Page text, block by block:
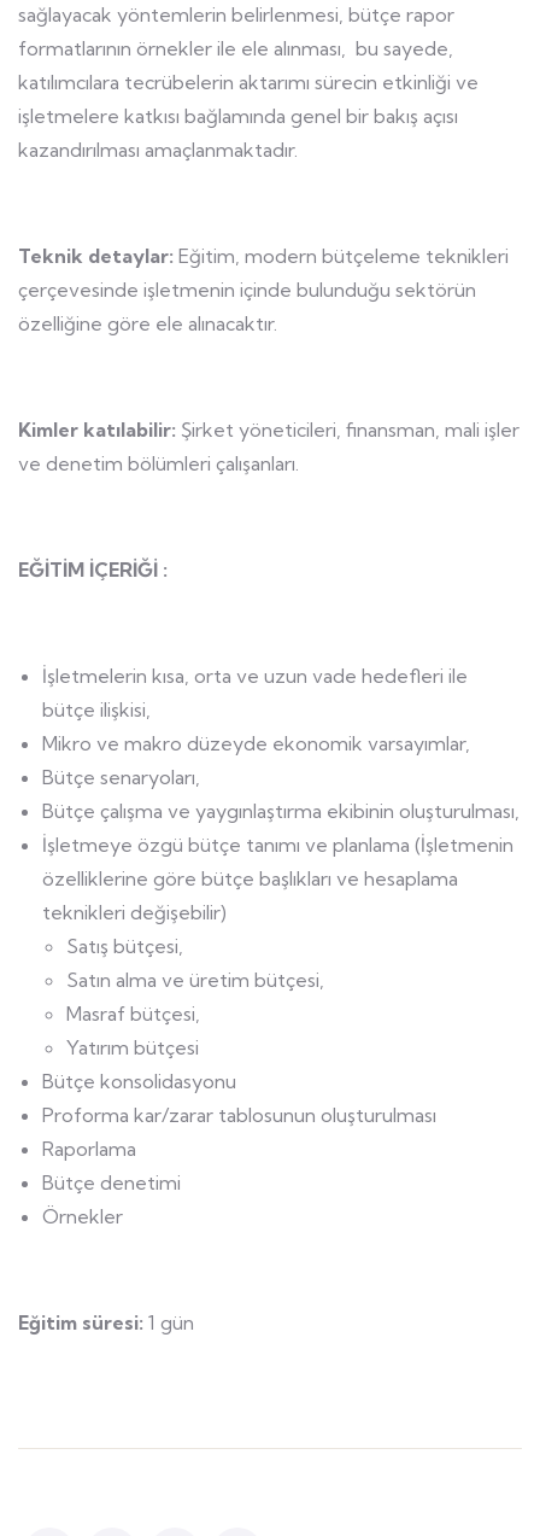
sağlayacak yöntemlerin belirlenmesi, bütçe rapor
formatlarının örnekler ile ele alınması, bu sayede,
katılımcılara tecrübelerin aktarımı sürecin etkinliği ve
işletmelere katkısı bağlamında genel bir bakış açısı
kazandırılması amaçlanmaktadır.
Teknik detaylar: Eğitim, modern bütçeleme teknikleri
çerçevesinde işletmenin içinde bulunduğu sektörün
özelliğine göre ele alınacaktır.
Kimler katılabilir: Şirket yöneticileri, finansman, mali işler
ve denetim bölümleri çalışanları.
EĞİTİM İÇERİĞİ :
İşletmelerin kısa, orta ve uzun vade hedefleri ile
bütçe ilişkisi,
Mikro ve makro düzeyde ekonomik varsayımlar,
Bütçe senaryoları,
Bütçe çalışma ve yaygınlaştırma ekibinin oluşturulması,
İşletmeye özgü bütçe tanımı ve planlama (İşletmenin
özelliklerine göre bütçe başlıkları ve hesaplama
teknikleri değişebilir)
Satış bütçesi,
Satın alma ve üretim bütçesi,
Masraf bütçesi,
Yatırım bütçesi
Bütçe konsolidasyonu
Proforma kar/zarar tablosunun oluşturulması
Raporlama
Bütçe denetimi
Örnekler
Eğitim süresi: 1 gün